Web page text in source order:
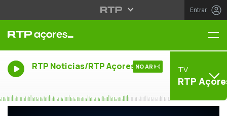
Entrar
RTP Noticias/RTP Açores NO AR TV
RTP